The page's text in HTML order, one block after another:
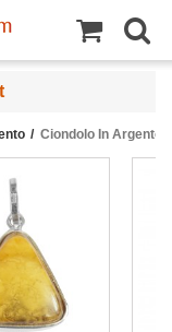
Ciondolo In Argento